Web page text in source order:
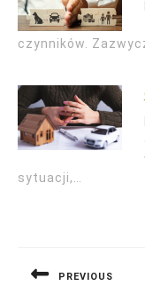
czynników.
sytuacji,…
PREVIOUS